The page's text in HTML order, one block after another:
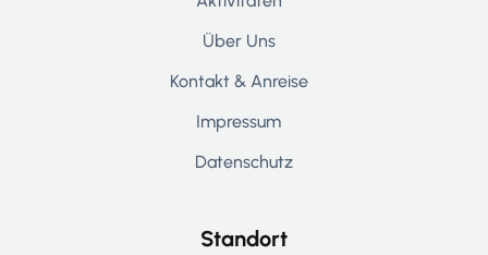
Über Uns
Kontakt & Anreise
Impressum
Datenschutz
Standort